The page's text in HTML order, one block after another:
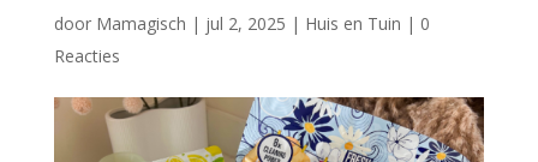
door Mamagisch | jul 2, 2025 | Huis en Tuin | 0
Reacties